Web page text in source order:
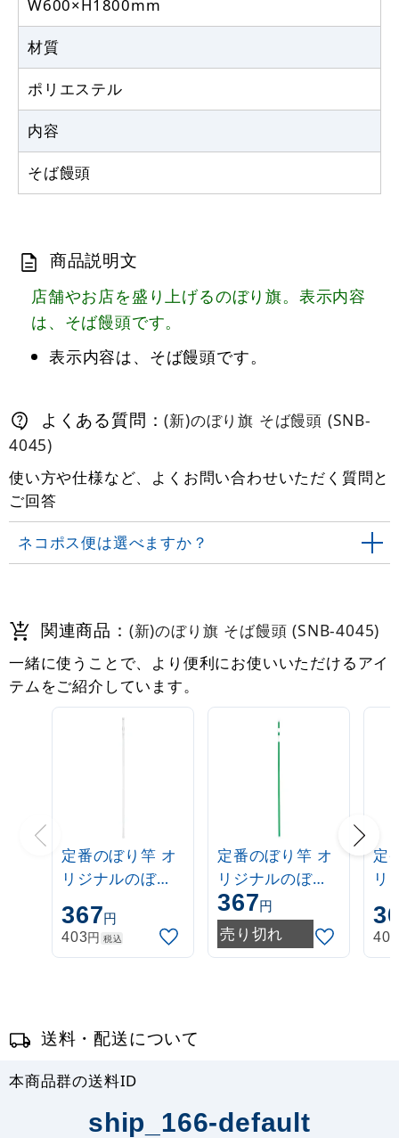
W600×H1800mm
材質
ポリエステル
内容
そば饅頭
商品説明文
店舗やお店を盛り上げるのぼり旗。表示内容
は、そば饅頭です。
表示内容は、そば饅頭です。
よくある質問：(新)のぼり旗 そば饅頭 (SNB-
4045)
使い方や仕様など、よくお問い合わせいただく質問と
ご回答
ネコポス便は選べますか？
関連商品： (新)のぼり旗 そば饅頭 (SNB-4045)
一緒に使うことで、より便利にお使いいただけるアイ
テムをご紹介しています。
定番のぼり竿 オ
リジナルのぼり
ポール 1.6～3m
伸縮式 白
(30537***)
367円
403円 税込
定番のぼり竿 オ
リジナルのぼり
ポール 1.6～3m
伸縮式 緑
(30537GRN)
367円
売り切れ
定
リ
ポ
伸
403
送料・配送について
本商品群の送料ID
ship_166-default